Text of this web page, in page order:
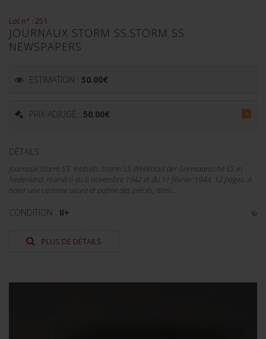
Lot n° : 251
JOURNAUX STORM SS.STORM SS
NEWSPAPERS
ESTIMATION : 50.00€
PRIX ADJUGÉ : 50.00€ =
DÉTAILS :
Journaux Storm SS. Intitulés Storm SS Weekblad der Germaansche SS in
Nederland. Numéro du 6 novembre 1942 et du 11 février 1944. 12 pages. A
noter une certaine usure et patine des pièces, ainsi...
CONDITION : II+
PLUS DE DÉTAILS